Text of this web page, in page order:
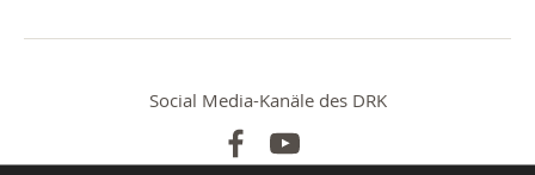
Social Media-Kanäle des DRK